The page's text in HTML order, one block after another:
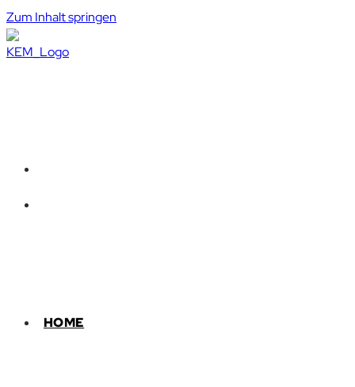
Zum Inhalt springen
HOME